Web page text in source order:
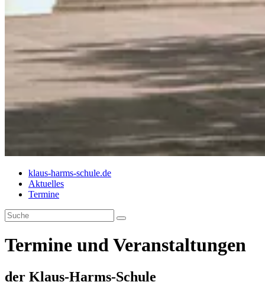
klaus-harms-schule.de
Aktuelles
Termine
Termine und Veranstaltungen
der Klaus-Harms-Schule